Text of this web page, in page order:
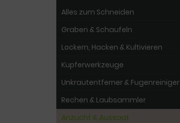
Alles zum Schneiden
Graben & Schaufeln
Lockern, Hacken & Kultivieren
Kupferwerkzeuge
Unkrautentferner & Fugenreiniger
Rechen & Laubsammler
Anzucht & Aussaat